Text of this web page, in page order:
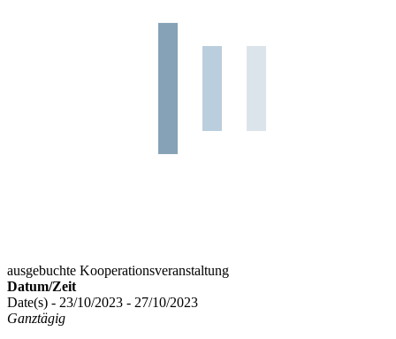
ausgebuchte Kooperationsveranstaltung
Datum/Zeit
Date(s) - 23/10/2023 - 27/10/2023
Ganztägig